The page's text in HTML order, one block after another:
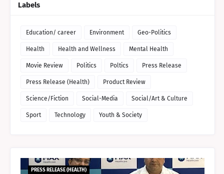
Labels
Education/ career Environment Geo-Politics
Health Health and Wellness Mental Health
Movie Review Politics Poltics Press Release
Press Release (Health) Product Review
Science/Fiction Social-Media Social/Art & Culture
Sport Technology Youth & Society
PRESS RELEASE (HEALTH)